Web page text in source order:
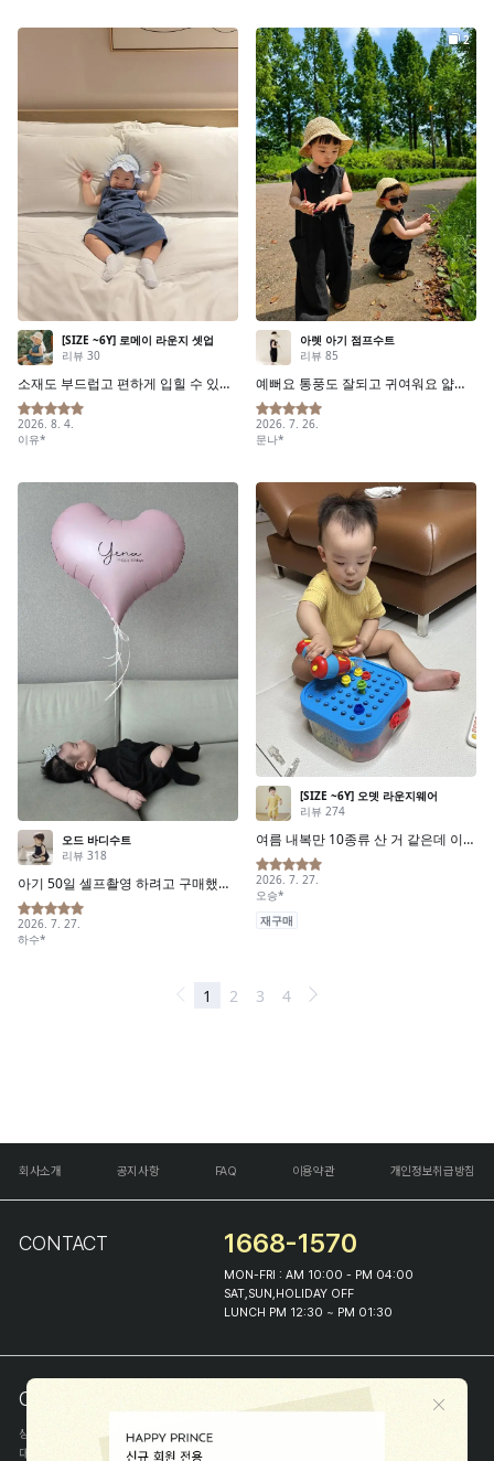
회사소개 공지사항 FAQ 이용약관 개인정보취급방침
CONTACT 1668-1570
MON-FRI : AM 10:00 - PM 04:00
SAT,SUN,HOLIDAY OFF
LUNCH PM 12:30 ~ PM 01:30
COMPANY INFO
상호
(주)해피프린스
대표
이화진